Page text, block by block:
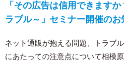
「その広告は信用できます
ラブル～」セミナー開催のお
ネット通販が抱える問題、トラブ
にあたっての注意点について相模